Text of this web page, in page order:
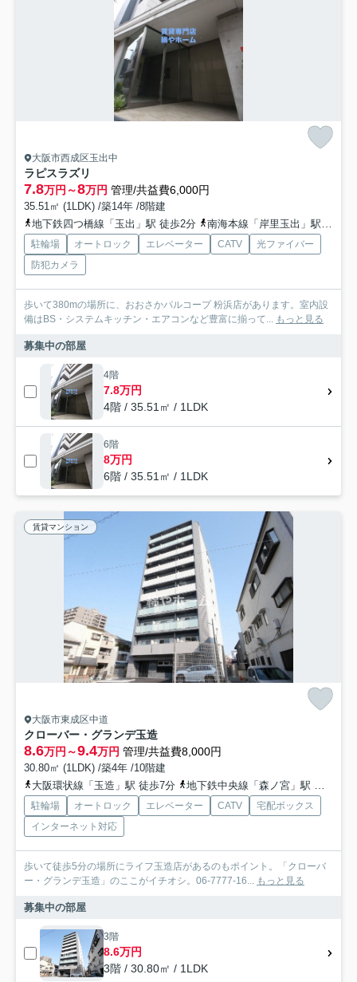
大阪市西成区玉出中
ラピスラズリ
7.8万円～8万円 管理/共益費6,000円
35.51㎡ (1LDK) /築14年 /8階建
地下鉄四つ橋線「玉出」駅 徒歩2分
南海本線「岸里玉出」駅 徒歩8分
駐輪場 オートロック エレベーター CATV
光ファイバー
防犯カメラ
歩いて380mの場所に、おおさかパルコープ 粉浜店があります。室内設
備はBS・システムキッチン・エアコンなど豊富に揃って... もっと見る
募集中の部屋
4階
7.8万円
4階 / 35.51㎡ / 1LDK
6階
8万円
6階 / 35.51㎡ / 1LDK
賃貸マンション
大阪市東成区中道
クローバー・グランデ玉造
8.6万円～9.4万円 管理/共益費8,000円
30.80㎡ (1LDK) /築4年 /10階建
大阪環状線「玉造」駅 徒歩7分
地下鉄中央線「森ノ宮」駅 徒歩10分
駐輪場 オートロック エレベーター CATV
宅配ボックス
インターネット対応
歩いて徒歩5分の場所にライフ玉造店があるのもポイント。「クローバ
ー・グランデ玉造」のここがイチオシ。06-7777-16... もっと見る
募集中の部屋
3階
8.6万円
3階 / 30.80㎡ / 1LDK